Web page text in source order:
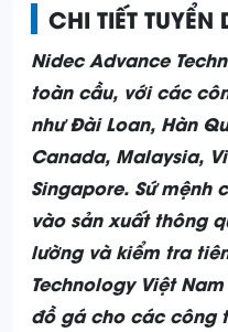
CHI TIẾT TUYỂN
Nidec Advance
toàn cầu, với các
như Đài Loan, Hàn
Canada, Malaysia,
Singapore. Sứ mệnh
vào sản xuất thông
lường và kiểm tra
Technology Việt
đồ gá cho các công